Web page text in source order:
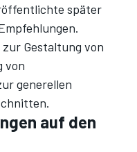
später
Gestaltung von
von
generellen
auf den